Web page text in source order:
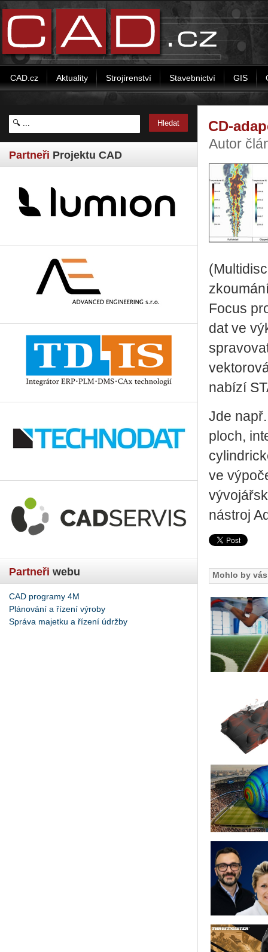
CAD.cz Aktuality Strojírenství Stavebnictví GIS
Partneři Projektu CAD
Partneři webu
CAD programy 4M
Plánování a řízení výroby
Správa majetku a řízení údržby
CD-
Autor
Focus
dat ve
nabízí
Jde
ploch,
ve
nástroj
Mohlo by